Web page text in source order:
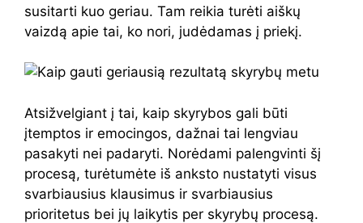
susitarti kuo geriau. Tam reikia turėti aiškų
vaizdą apie tai, ko nori, judėdamas į priekį.
Atsižvelgiant į tai, kaip skyrybos gali būti
įtemptos ir emocingos, dažnai tai lengviau
pasakyti nei padaryti. Norėdami palengvinti šį
procesą, turėtumėte iš anksto nustatyti visus
svarbiausius klausimus ir svarbiausius
prioritetus bei jų laikytis per skyrybų procesą.